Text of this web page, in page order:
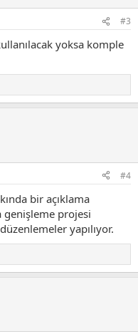
#3
yoksa komple
#4
bir açıklama
genişleme projesi
yapılıyor.